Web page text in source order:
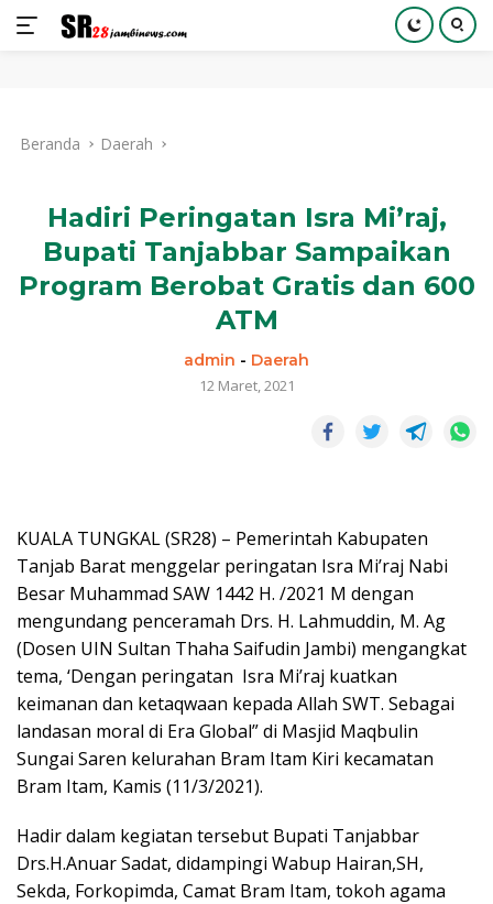
kontenBeranda Daerah
Hadiri Peringatan Isra Mi’raj,
Bupati Tanjabbar Sampaikan
Program Berobat Gratis dan 600
ATM
admin - Daerah
12 Maret, 2021
KUALA TUNGKAL (SR28) – Pemerintah Kabupaten
Tanjab Barat menggelar peringatan Isra Mi’raj Nabi
Besar Muhammad SAW 1442 H. /2021 M dengan
mengundang penceramah Drs. H. Lahmuddin, M. Ag
(Dosen UIN Sultan Thaha Saifudin Jambi) mengangkat
tema, ‘Dengan peringatan Isra Mi’raj kuatkan
keimanan dan ketaqwaan kepada Allah SWT. Sebagai
landasan moral di Era Global” di Masjid Maqbulin
Sungai Saren kelurahan Bram Itam Kiri kecamatan
Bram Itam, Kamis (11/3/2021).
Hadir dalam kegiatan tersebut Bupati Tanjabbar
Drs.H.Anuar Sadat, didampingi Wabup Hairan,SH,
Sekda, Forkopimda, Camat Bram Itam, tokoh agama